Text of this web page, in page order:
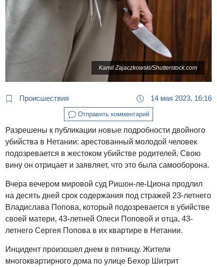
Kamil Zajaczkowski/Shutterstock.com
Происшествия 14 мая 2023, 16:16
Отправить комментарий
Разрешены к публикации новые подробности двойного
убийства в Нетании: арестованный молодой человек
подозревается в жестоком убийстве родителей. Свою
вину он отрицает и заявляет, что это была самооборона.
Вчера вечером мировой суд Ришон-ле-Циона продлил
на десять дней срок содержания под стражей 23-летнего
Владислава Попова, который подозревается в убийстве
своей матери, 43-летней Олеси Поповой и отца, 43-
летнего Сергея Попова в их квартире в Нетании.
Инцидент произошел днем в пятницу. Жители
многоквартирного дома по улице Бехор Шитрит